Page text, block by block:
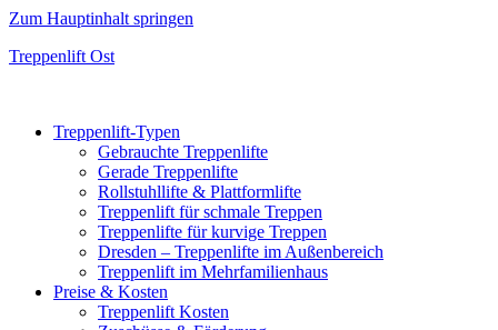
Zum Hauptinhalt springen
Treppenlift Ost
Treppenlift-Typen
Gebrauchte Treppenlifte
Gerade Treppenlifte
Rollstuhllifte & Plattformlifte
Treppenlift für schmale Treppen
Treppenlifte für kurvige Treppen
Dresden – Treppenlifte im Außenbereich
Treppenlift im Mehrfamilienhaus
Preise & Kosten
Treppenlift Kosten